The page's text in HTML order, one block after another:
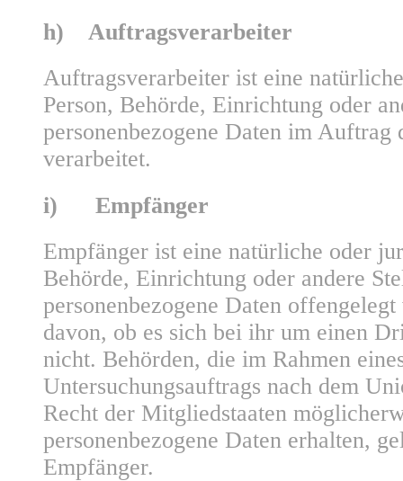
h) Auftragsverarbeiter
Auftragsverarbeiter ist eine
Person, Behörde, Einrichtung oder
personenbezogene Daten im Auftrag
verarbeitet.
i) Empfänger
Empfänger ist eine natürliche oder
Behörde, Einrichtung oder andere
personenbezogene Daten
davon, ob es sich bei ihr um einen
nicht. Behörden, die im Rahmen
Untersuchungsauftrags nach dem
Recht der Mitgliedstaaten
personenbezogene Daten erhalten,
Empfänger.